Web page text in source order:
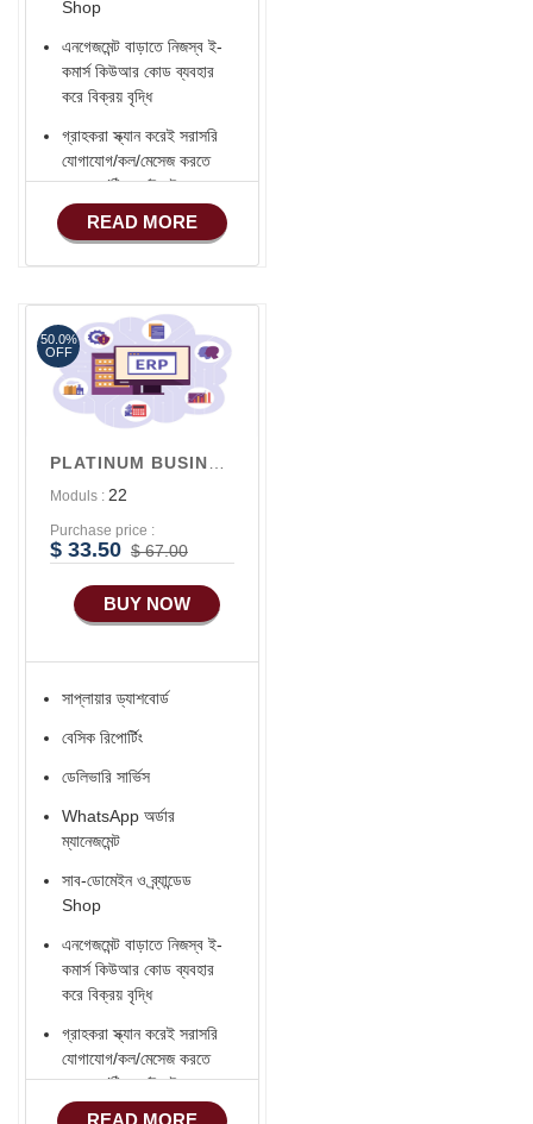
Shop
এনগেজমেন্ট বাড়াতে নিজস্ব ই-
কমার্স কিউআর কোড ব্যবহার
করে বিক্রয় বৃদ্ধি
গ্রাহকরা স্ক্যান করেই সরাসরি
যোগাযোগ/কল/মেসেজ করতে
পারবেন (ঠিকানা/ইমেইল -
হোয়াটসঅ্যাপ - ফোন)
Verified ভেন্ডর Badge
(Facebook -
YouTube - INSTRA -
LinkedIn - TikTok ..)
ফেসবুক শপ কানেকশন
ওয়েবসাইটের ভিজিটর
এক্টিভিটি রেকর্ড করে টার্গেটেড
নিজস্ব ব্র্যান্ডেড বারকোড
সিস্টেম
প্রতি মাসে 10 টি পণ্য
READ MORE
Moduls : 22
Purchase price :
$ 33.50 $ 67.00
BUY NOW
সাপ্লায়ার ড্যাশবোর্ড
বেসিক রিপোর্টিং
ডেলিভারি সার্ভিস
WhatsApp অর্ডার
ম্যানেজমেন্ট
সাব-ডোমেইন ও ব্র্যান্ডেড
Shop
এনগেজমেন্ট বাড়াতে নিজস্ব ই-
কমার্স কিউআর কোড ব্যবহার
করে বিক্রয় বৃদ্ধি
গ্রাহকরা স্ক্যান করেই সরাসরি
যোগাযোগ/কল/মেসেজ করতে
পারবেন (ঠিকানা/ইমেইল -
হোয়াটসঅ্যাপ - ফোন)
READ MORE
50.0%
OFF